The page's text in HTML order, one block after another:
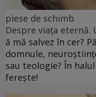
piese de schimb
Despre viața eternă.
ă mă salvez în cer?
domnule,
sau teologie? În
ferește!